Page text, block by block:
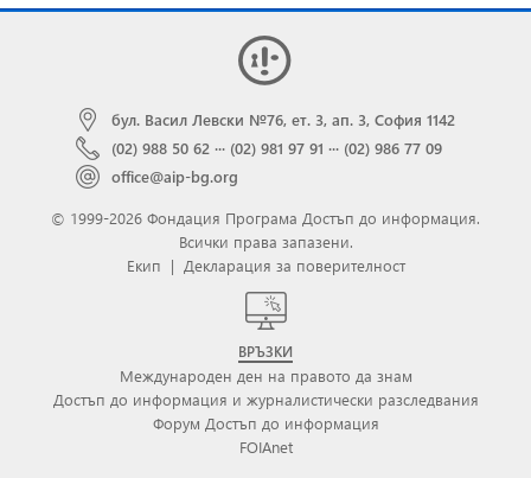
бул. Васил Левски №76, ет. 3, ап. 3, София 1142
(02) 988 50 62 ··· (02) 981 97 91 ··· (02) 986 77 09
office@aip-bg.org
© 1999-2026 Фондация Програма Достъп до информация.
Всички права запазени.
Екип | Декларация за поверителност
ВРЪЗКИ
Международен ден на правото да знам
Достъп до информация и журналистически разследвания
Форум Достъп до информация
FOIAnet